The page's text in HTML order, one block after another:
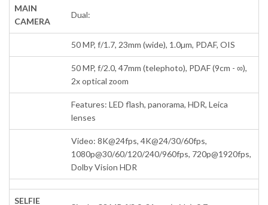
MAIN
CAMERA
Dual:
50 MP, f/1.7, 23mm (wide), 1.0µm, PDAF, OIS
50 MP, f/2.0, 47mm (telephoto), PDAF (9cm - ∞),
2x optical zoom
Features: LED flash, panorama, HDR, Leica
lenses
Video: 8K@24fps, 4K@24/30/60fps,
1080p@30/60/120/240/960fps, 720p@1920fps,
Dolby Vision HDR
SELFIE